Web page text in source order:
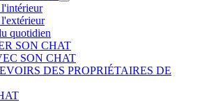
quotidien
SON CHAT
SON CHAT
DES PROPRIÉTAIRES DE